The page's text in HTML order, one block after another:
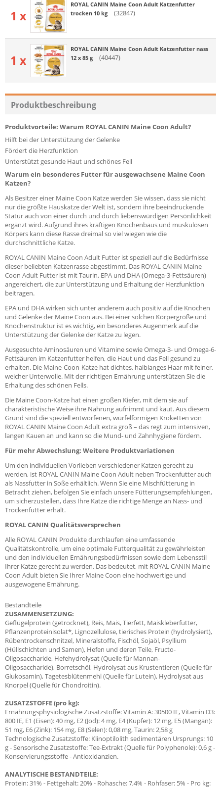
1 x
ROYAL CANIN Maine Coon Adult Katzenfutter
trocken 10 kg
(32847)
1 x
ROYAL CANIN Maine Coon Adult Katzenfutter nass
12 x 85 g
(40447)
Produktbeschreibung
Produktvorteile: Warum ROYAL CANIN Maine Coon Adult?
Hilft bei der Unterstützung der Gelenke
Fördert die Herzfunktion
Unterstützt gesunde Haut und schönes Fell
Warum ein besonderes Futter für ausgewachsene Maine Coon
Katzen?
Als Besitzer einer Maine Coon Katze werden Sie wissen, dass sie nicht
nur die größte Hauskatze der Welt ist, sondern ihre beeindruckende
Statur auch von einer durch und durch liebenswürdigen Persönlichkeit
ergänzt wird. Aufgrund ihres kräftigen Knochenbaus und muskulösen
Körpers kann diese Rasse dreimal so viel wiegen wie die
durchschnittliche Katze.
ROYAL CANIN Maine Coon Adult Futter ist speziell auf die Bedürfnisse
dieser beliebten Katzenrasse abgestimmt. Das ROYAL CANIN Maine
Coon Adult Futter ist mit Taurin, EPA und DHA (Omega-3-Fettsäuren)
angereichert, die zur Unterstützung und Erhaltung der Herzfunktion
beitragen.
EPA und DHA wirken sich unter anderem auch positiv auf die Knochen
und Gelenke der Maine Coon aus. Bei einer solchen Körpergröße und
Knochenstruktur ist es wichtig, ein besonderes Augenmerk auf die
Unterstützung der Gelenke der Katze zu legen.
Ausgesuchte Aminosäuren und Vitamine sowie Omega-3- und Omega-6-
Fettsäuren im Katzenfutter helfen, die Haut und das Fell gesund zu
erhalten. Die Maine-Coon-Katze hat dichtes, halblanges Haar mit feiner,
weicher Unterwolle. Mit der richtigen Ernährung unterstützen Sie die
Erhaltung des schönen Fells.
Die Maine Coon-Katze hat einen großen Kiefer, mit dem sie auf
charakteristische Weise ihre Nahrung aufnimmt und kaut. Aus diesem
Grund sind die speziell entworfenen, würfelförmigen Kroketten von
ROYAL CANIN Maine Coon Adult extra groß – das regt zum intensiven,
langen Kauen an und kann so die Mund- und Zahnhygiene fördern.
Für mehr Abwechslung: Weitere Produktvariationen
Um den individuellen Vorlieben verschiedener Katzen gerecht zu
werden, ist ROYAL CANIN Maine Coon Adult neben Trockenfutter auch
als Nassfutter in Soße erhältlich. Wenn Sie eine Mischfütterung in
Betracht ziehen, befolgen Sie einfach unsere Fütterungsempfehlungen,
um sicherzustellen, dass Ihre Katze die richtige Menge an Nass- und
Trockenfutter erhält.
ROYAL CANIN Qualitätsversprechen
Alle ROYAL CANIN Produkte durchlaufen eine umfassende
Qualitätskontrolle, um eine optimale Futterqualität zu gewährleisten
und den individuellen Ernährungsbedürfnissen sowie dem Lebensstil
Ihrer Katze gerecht zu werden. Das bedeutet, mit ROYAL CANIN Maine
Coon Adult bieten Sie Ihrer Maine Coon eine hochwertige und
ausgewogene Ernährung.
Bestandteile
ZUSAMMENSETZUNG:
Geflügelprotein (getrocknet), Reis, Mais, Tierfett, Maiskleberfutter,
Pflanzenproteinisolat*, Lignozellulose, tierisches Protein (hydrolysiert),
Rübentrockenschnitzel, Mineralstoffe, Fischöl, Sojaöl, Psyllium
(Hüllschichten und Samen), Hefen und deren Teile, Fructo-
Oligosaccharide, Hefehydrolysat (Quelle für Mannan-
Oligosaccharide), Borretschöl, Hydrolysat aus Krustentieren (Quelle für
Glukosamin), Tagetesblütenmehl (Quelle für Lutein), Hydrolysat aus
Knorpel (Quelle für Chondroitin).
ZUSATZSTOFFE (pro kg):
Ernährungsphysiologische Zusatzstoffe: Vitamin A: 30500 IE, Vitamin D3:
800 IE, E1 (Eisen): 40 mg, E2 (Jod): 4 mg, E4 (Kupfer): 12 mg, E5 (Mangan):
51 mg, E6 (Zink): 154 mg, E8 (Selen): 0,08 mg, Taurin: 2,58 g
Technologische Zusatzstoffe: Klinoptilolith sedimentären Ursprungs: 10
g - Sensorische Zusatzstoffe: Tee-Extrakt (Quelle für Polyphenole): 0,6 g -
Konservierungsstoffe - Antioxidanzien.
ANALYTISCHE BESTANDTEILE:
Protein: 31% - Fettgehalt: 20% - Rohasche: 7,4% - Rohfaser: 5% - Pro kg: